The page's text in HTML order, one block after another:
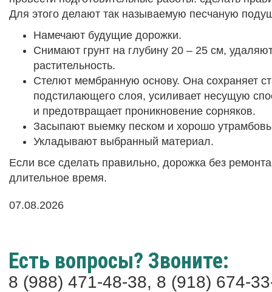
Для этого делают так называемую песчаную
Намечают будущие дорожки.
Снимают грунт на глубину 20 – 25 см,
растительность.
Стелют мембранную основу. Она сохраняет
подстилающего слоя, усиливает несущую
и предотвращает проникновение сорняков.
Засыпают выемку песком и хорошо
Укладывают выбранный материал.
Если все сделать правильно, дорожка без
длительное время.
07.08.2026
Есть вопросы? Звоните:
8 (988) 471-48-38, 8 (918) 674-